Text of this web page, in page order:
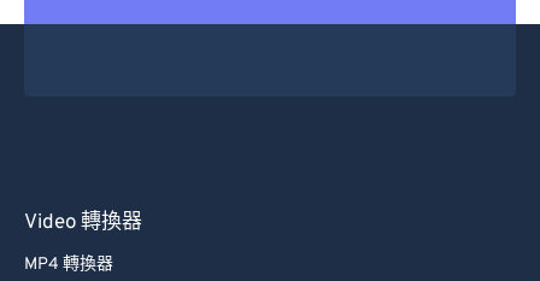
Video 轉換器
MP4 轉換器